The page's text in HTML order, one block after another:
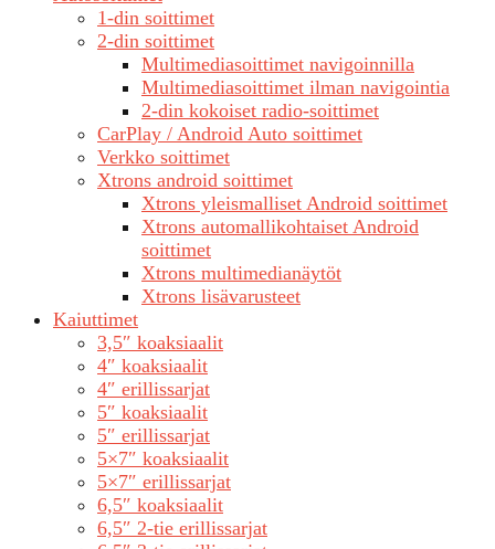
1-din soittimet
2-din soittimet
Multimediasoittimet navigoinnilla
Multimediasoittimet ilman navigointia
2-din kokoiset radio-soittimet
CarPlay / Android Auto soittimet
Verkko soittimet
Xtrons android soittimet
Xtrons yleismalliset Android soittimet
Xtrons automallikohtaiset Android
soittimet
Xtrons multimedianäytöt
Xtrons lisävarusteet
Kaiuttimet
3,5″ koaksiaalit
4″ koaksiaalit
4″ erillissarjat
5″ koaksiaalit
5″ erillissarjat
5×7″ koaksiaalit
5×7″ erillissarjat
6,5″ koaksiaalit
6,5″ 2-tie erillissarjat